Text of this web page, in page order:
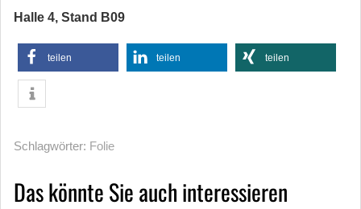
Halle 4, Stand B09
teilen teilen teilen
Schlagwörter: Folie
Das könnte Sie auch interessieren